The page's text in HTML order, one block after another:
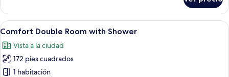
Confort
con
2
individuales
Abrir
todas
las
fotos
de
Una habitación de hotel moderna
4
Comfort Double Room with Shower
Vista a la ciudad
172 pies cuadrados
1 habitación